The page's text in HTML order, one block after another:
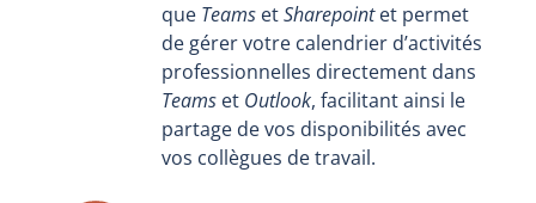
que TeamsetSharepointet permet
de gérer votre calendrier d’activités
professionnelles directement dans
Teamset Outlook, facilitant ainsi le
partage de vos disponibilités avec
vos collègues de travail.